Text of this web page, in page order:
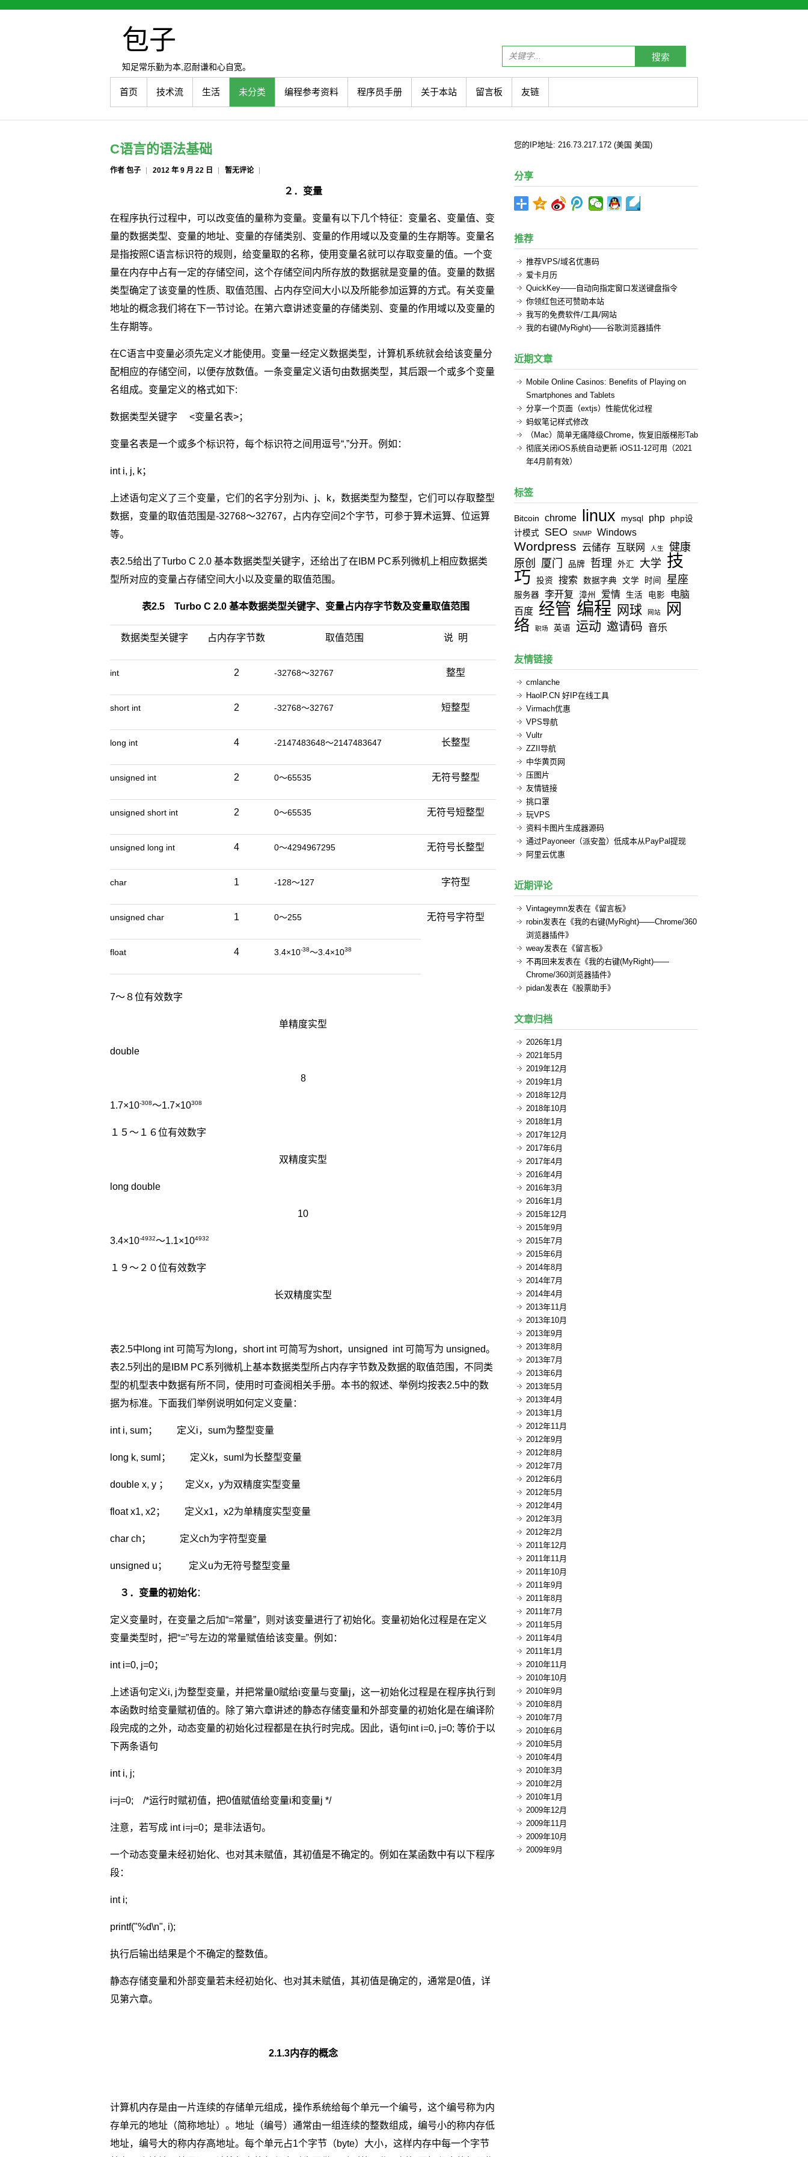
包子
知足常乐勤为本,忍耐谦和心自宽。
搜索
首页 技术流 生活 未分类 编程参考资料 程序员手册 关于本站 留言板 友链
C语言的语法基础
作者 包子 2012 年 9 月 22 日 暂无评论
２．变量
在程序执行过程中，可以改变值的量称为变量。变量有以下几个特征：变量名、变量值、变
量的数据类型、变量的地址、变量的存储类别、变量的作用域以及变量的生存期等。变量名
是指按照C语言标识符的规则，给变量取的名称，使用变量名就可以存取变量的值。一个变
量在内存中占有一定的存储空间，这个存储空间内所存放的数据就是变量的值。变量的数据
类型确定了该变量的性质、取值范围、占内存空间大小以及所能参加运算的方式。有关变量
地址的概念我们将在下一节讨论。在第六章讲述变量的存储类别、变量的作用域以及变量的
生存期等。
在C语言中变量必须先定义才能使用。变量一经定义数据类型，计算机系统就会给该变量分
配相应的存储空间，以便存放数值。一条变量定义语句由数据类型，其后跟一个或多个变量
名组成。变量定义的格式如下:
数据类型关键字 <变量名表>；
变量名表是一个或多个标识符，每个标识符之间用逗号“,”分开。例如：
int i, j, k；
上述语句定义了三个变量，它们的名字分别为i、j、k，数据类型为整型，它们可以存取整型
数据，变量的取值范围是-32768～32767，占内存空间2个字节，可参于算术运算、位运算
等。
表2.5给出了Turbo C 2.0 基本数据类型关键字，还给出了在IBM PC系列微机上相应数据类
型所对应的变量占存储空间大小以及变量的取值范围。
表2.5 Turbo C 2.0 基本数据类型关键字、变量占内存字节数及变量取值范围
数据类型关键字 占内存字节数 取值范围 说 明
int 2 -32768～32767 整型
short int 2 -32768～32767 短整型
long int 4 -2147483648～2147483647 长整型
unsigned int 2 0～65535 无符号整型
unsigned short int 2 0～65535 无符号短整型
unsigned long int 4 0～4294967295 无符号长整型
char 1 -128～127 字符型
unsigned char 1 0～255 无符号字符型
float 4 3.4×10-38～3.4×1038
7～８位有效数字
单精度实型
double
8
1.7×10-308～1.7×10308
１５～１６位有效数字
双精度实型
long double
10
3.4×10-4932～1.1×104932
１９～２０位有效数字
长双精度实型
表2.5中long int 可简写为long，short int 可简写为short，unsigned int 可简写为 unsigned。
表2.5列出的是IBM PC系列微机上基本数据类型所占内存字节数及数据的取值范围，不同类
型的机型表中数据有所不同，使用时可查阅相关手册。本书的叙述、举例均按表2.5中的数
据为标准。下面我们举例说明如何定义变量：
int i, sum； 定义i，sum为整型变量
long k, suml； 定义k，suml为长整型变量
double x, y ； 定义x，y为双精度实型变量
float x1, x2； 定义x1，x2为单精度实型变量
char ch； 定义ch为字符型变量
unsigned u； 定义u为无符号整型变量
３．变量的初始化：
定义变量时，在变量之后加“=常量”，则对该变量进行了初始化。变量初始化过程是在定义
变量类型时，把“=”号左边的常量赋值给该变量。例如：
int i=0, j=0；
上述语句定义i, j为整型变量，并把常量0赋给i变量与变量j，这一初始化过程是在程序执行到
本函数时给变量赋初值的。除了第六章讲述的静态存储变量和外部变量的初始化是在编译阶
段完成的之外，动态变量的初始化过程都是在执行时完成。因此，语句int i=0, j=0; 等价于以
下两条语句
int i, j;
i=j=0; /*运行时赋初值，把0值赋值给变量i和变量j */
注意，若写成 int i=j=0；是非法语句。
一个动态变量未经初始化、也对其未赋值，其初值是不确定的。例如在某函数中有以下程序
段：
int i;
printf("%d\n", i);
执行后输出结果是个不确定的整数值。
静态存储变量和外部变量若未经初始化、也对其未赋值，其初值是确定的，通常是0值，详
见第六章。
2.1.3内存的概念
计算机内存是由一片连续的存储单元组成，操作系统给每个单元一个编号，这个编号称为内
存单元的地址（简称地址）。地址（编号）通常由一组连续的整数组成，编号小的称内存低
地址，编号大的称内存高地址。每个单元占1个字节（byte）大小，这样内存中每一个字节
您的 IP地址: 216.73.217.172 (美国 美国)
分享
推荐
推荐VPS/域名优惠码
爱卡月历
QuickKey——自动向指定窗口发送键盘指令
你领红包还可赞助本站
我写的免费软件/工具/网站
我的右键(MyRight)——谷歌浏览器插件
近期文章
Mobile Online Casinos: Benefits of Playing on
Smartphones and Tablets
分享一个页面（extjs）性能优化过程
蚂蚁笔记样式修改
（Mac）简单无痛降级Chrome，恢复旧版梯形Tab
彻底关闭iOS系统自动更新 iOS11-12可用（2021
年4月前有效）
标签
Bitcoin chrome linux mysql php
php设
计模式
SEO SNMP Windows
Wordpress 云储存 互联网 人生
健康
原创
厦门 品牌 哲理 外汇 大学 技
巧
投资 搜索 数据字典 文学 时间 星座
服务器 李开复 漳州 爱情 生活 电影
电脑
百度 经管 编程 网球 网站
网
络
职场 英语 运动 邀请码 音乐
友情链接
cmlanche
HaoIP.CN 好IP在线工具
Virmach优惠
VPS导航
Vultr
ZZII导航
中华黄页网
压图片
友情链接
挑口罩
玩VPS
资料卡图片生成器源码
通过Payoneer（派安盈）低成本从PayPal提现
阿里云优惠
近期评论
Vintageymn发表在《留言板》
robin发表在《我的右键(MyRight)——Chrome/360
浏览器插件》
weay发表在《留言板》
不再回来发表在《我的右键(MyRight)——
Chrome/360浏览器插件》
pidan发表在《股票助手》
文章归档
2026年1月
2021年5月
2019年12月
2019年1月
2018年12月
2018年10月
2018年1月
2017年12月
2017年6月
2017年4月
2016年4月
2016年3月
2016年1月
2015年12月
2015年9月
2015年7月
2015年6月
2014年8月
2014年7月
2014年4月
2013年11月
2013年10月
2013年9月
2013年8月
2013年7月
2013年6月
2013年5月
2013年4月
2013年1月
2012年11月
2012年9月
2012年8月
2012年7月
2012年6月
2012年5月
2012年4月
2012年3月
2012年2月
2011年12月
2011年11月
2011年10月
2011年9月
2011年8月
2011年7月
2011年5月
2011年4月
2011年1月
2010年11月
2010年10月
2010年9月
2010年8月
2010年7月
2010年6月
2010年5月
2010年4月
2010年3月
2010年2月
2010年1月
2009年12月
2009年11月
2009年10月
2009年9月